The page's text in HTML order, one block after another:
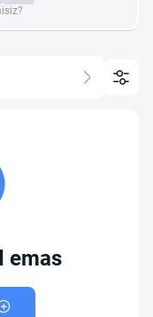
emas